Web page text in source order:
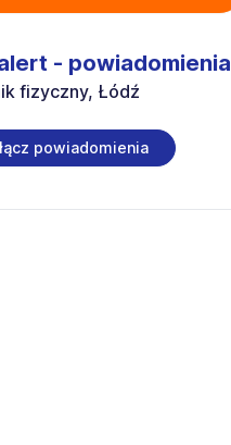
- powiadomienia
fizyczny, Łódź
powiadomienia